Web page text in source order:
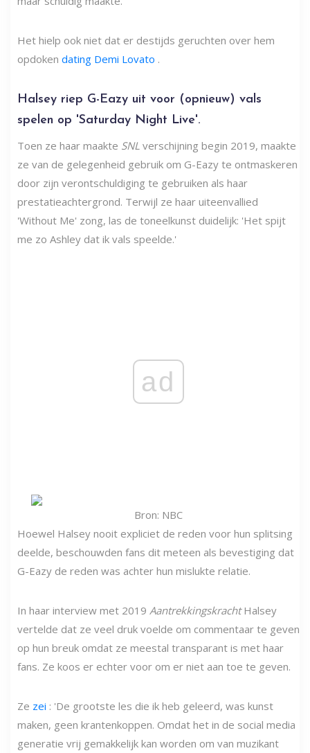
Het hielp ook niet dat er destijds geruchten over hem
opdoken dating Demi Lovato .
Halsey riep G-Eazy uit voor (opnieuw) vals
spelen op 'Saturday Night Live'.
Toen ze haar maakte SNL verschijning begin 2019, maakte
ze van de gelegenheid gebruik om G-Eazy te ontmaskeren
door zijn verontschuldiging te gebruiken als haar
prestatieachtergrond. Terwijl ze haar uiteenvallied
'Without Me' zong, las de toneelkunst duidelijk: 'Het spijt
me zo Ashley dat ik vals speelde.'
ad
Bron: NBC
Hoewel Halsey nooit expliciet de reden voor hun splitsing
deelde, beschouwden fans dit meteen als bevestiging dat
G-Eazy de reden was achter hun mislukte relatie.
In haar interview met 2019 AantrekkingskrachtHalsey
vertelde dat ze veel druk voelde om commentaar te geven
op hun breuk omdat ze meestal transparant is met haar
fans. Ze koos er echter voor om er niet aan toe te geven.
Ze zei : 'De grootste les die ik heb geleerd, was kunst
maken, geen krantenkoppen. Omdat het in de social media
generatie vrij gemakkelijk kan worden om van muzikant